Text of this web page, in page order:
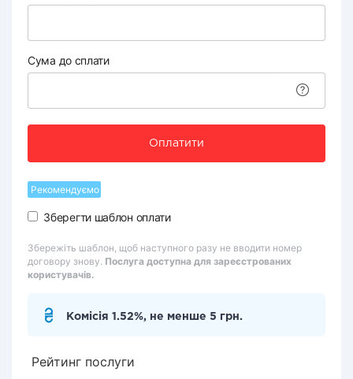
Сума до сплати
Оплатити
Рекомендуємо
Зберегти шаблон оплати
Збережіть шаблон, щоб наступного разу не вводити номер
договору знову. Послуга доступна для зареєстрованих
користувачів.
Комісія 1.52%, не менше 5 грн.
Рейтинг послуги